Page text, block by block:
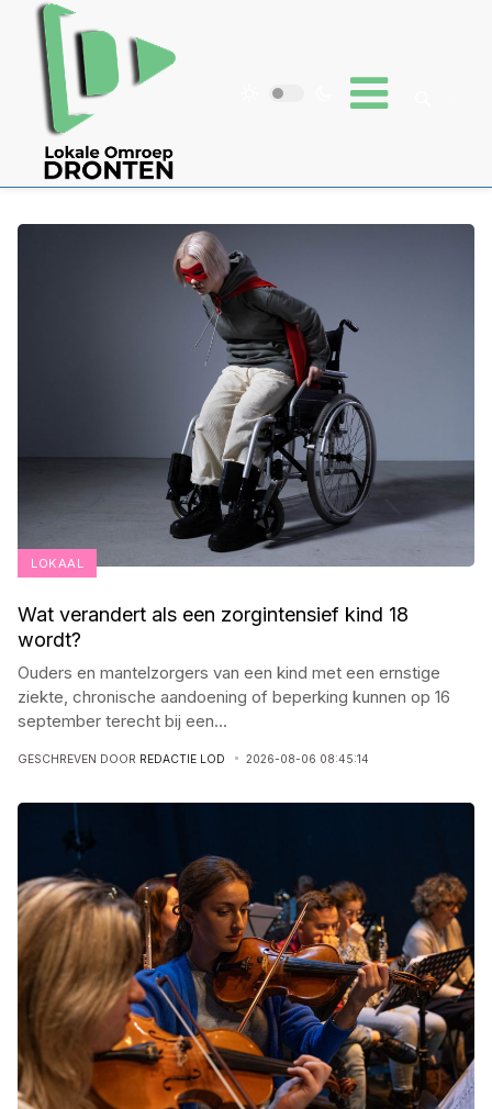
LOKAAL
Wat verandert als een zorgintensief kind 18
wordt?
Ouders en mantelzorgers van een kind met een ernstige
ziekte, chronische aandoening of beperking kunnen op 16
september terecht bij een...
GESCHREVEN DOOR REDACTIE LOD 2026-08-06 08:45:14